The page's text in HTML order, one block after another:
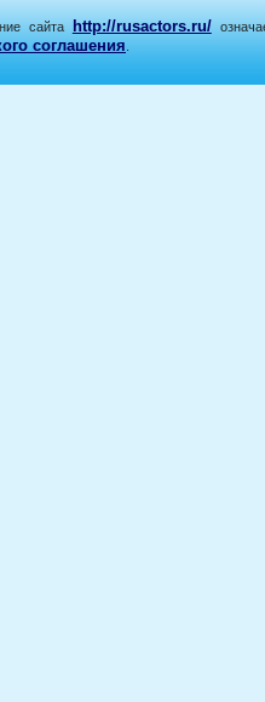
сайта http://rusactors.ru/
соглашения